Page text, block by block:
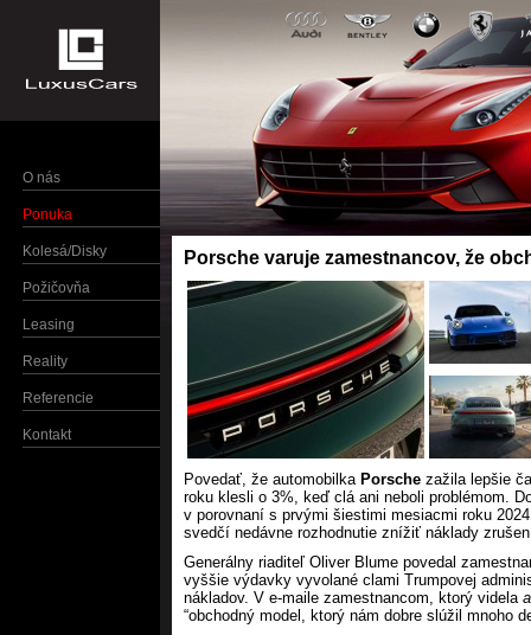
O nás
Ponuka
Kolesá/Disky
Požičovňa
Leasing
Reality
Referencie
Kontakt
Porsche varuje zamestnancov, že
Povedať, že automobilka Porsche zažila lepšie
roku klesli o 3%, keď clá ani neboli problémom.
v porovnaní s prvými šiestimi mesiacmi roku
svedčí nedávne rozhodnutie znížiť náklady
Generálny riaditeľ Oliver Blume povedal
vyššie výdavky vyvolané clami Trumpovej
nákladov. V e-maile zamestnancom, ktorý videla
“obchodný model, ktorý nám dobre slúžil mnoho